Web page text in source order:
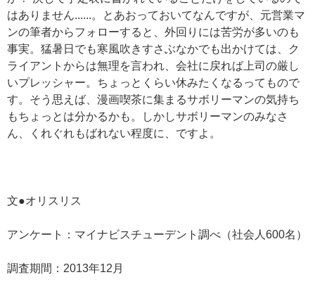
はありません......。とあおっておいてなんですが、元営業マ
ンの筆者からフォローすると、外回りには苦労が多いのも
事実。猛暑日でも寒風吹きすさぶなかでも出かけては、ク
ライアントからは無理を言われ、会社に戻れば上司の厳し
いプレッシャー。ちょっとくらい休みたくなるってもので
す。そう思えば、漫画喫茶に集まるサボリーマンの気持ち
もちょっとは分かるかも。しかしサボリーマンのみなさ
ん、くれぐれもばれない程度に、ですよ。
文●オリスリス
アンケート：マイナビスチューデント調べ（社会人600名）
調査期間：2013年12月